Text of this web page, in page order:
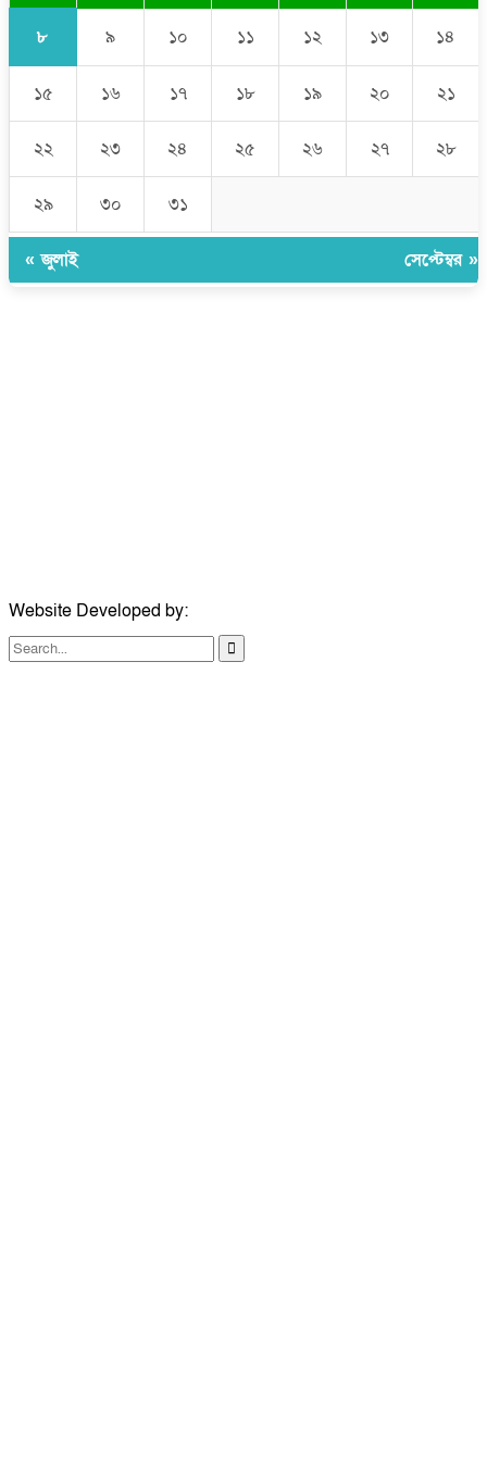
৮ ৯ ১০ ১১ ১২ ১৩ ১৪
১৫ ১৬ ১৭ ১৮ ১৯ ২০ ২১
২২ ২৩ ২৪ ২৫ ২৬ ২৭ ২৮
২৯ ৩০ ৩১
« জুলাই সেপ্টেম্বর »
Website Developed by: